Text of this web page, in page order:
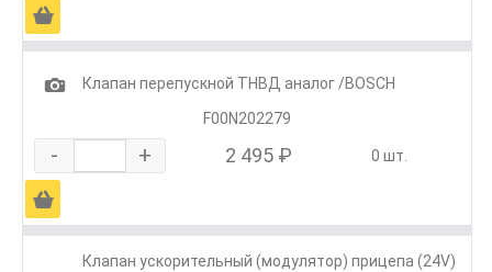
Ä
1
Клапан перепускной ТНВД аналог /BOSCH
F00N202279
- + 2 495 ₽ 0 шт.
Ä
Клапан ускорительный (модулятор) прицепа (24V)